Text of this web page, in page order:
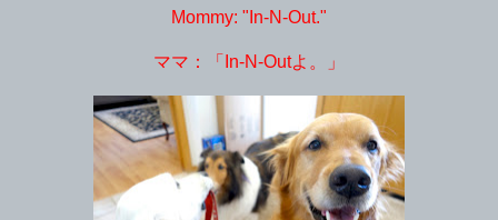
Mommy: "In-N-Out."
ママ：「In-N-Outよ。」